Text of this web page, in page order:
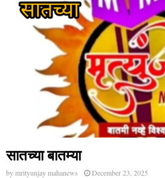
सातच्या बातम्या
by mrityunjay mahanews December 23, 2025